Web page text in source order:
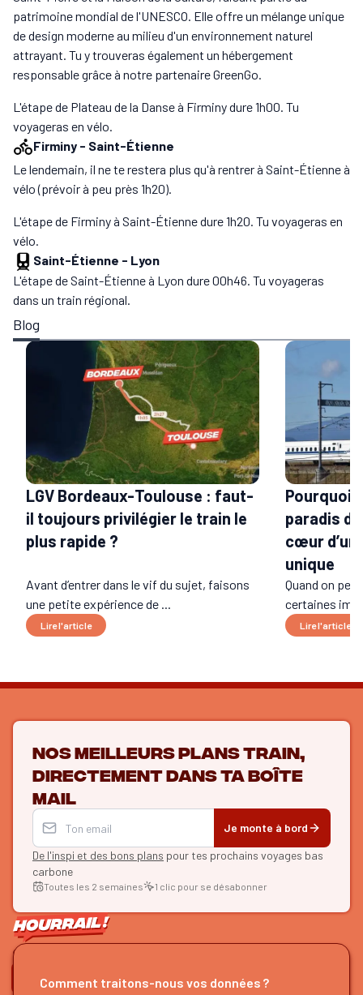
patrimoine mondial de l'UNESCO. Elle offre un mélange unique
de design moderne au milieu d'un environnement naturel
attrayant. Tu y trouveras également un hébergement
responsable grâce à notre partenaire GreenGo.
L'étape de Plateau de la Danse à Firminy dure 1h00. Tu
voyageras en vélo.
Firminy - Saint-Étienne
Le lendemain, il ne te restera plus qu'à rentrer à Saint-Étienne à
vélo (prévoir à peu près 1h20).
L'étape de Firminy à Saint-Étienne dure 1h20. Tu voyageras en
vélo.
Saint-Étienne - Lyon
L'étape de Saint-Étienne à Lyon dure 00h46. Tu voyageras
dans un train régional.
Blog
LGV Bordeaux-Toulouse : faut-
il toujours privilégier le train le
plus rapide ?
Avant d’entrer dans le vif du sujet, faisons
une petite expérience de ...
Lire l'article
Pourquoi
paradis
cœur
unique
Quand on
certaines
Lire l'article
Nos meilleurs plans train,
directement dans ta boîte
mail
Je monte à bord
De l'inspi et des bons plans pour tes prochains voyages bas
carbone
Toutes les 2 semaines 1 clic pour se désabonner
ON SE SUIT ?
Comment traitons-nous vos données ?